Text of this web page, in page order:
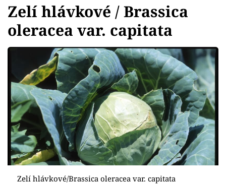
Témata
Bydlení
Zahrada
Design
Sledujte prima+
Přihlášení
Zelí hlávkové / Brassica
oleracea var. capitata
Zelí hlávkové/Brassica oleracea var. capitata